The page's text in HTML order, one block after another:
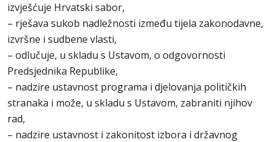
izvješćuje Hrvatski sabor,
– rješava sukob nadležnosti između tijela zakonodavne,
izvršne i sudbene vlasti,
– odlučuje, u skladu s Ustavom, o odgovornosti
Predsjednika Republike,
– nadzire ustavnost programa i djelovanja političkih
stranaka i može, u skladu s Ustavom, zabraniti njihov
rad,
– nadzire ustavnost i zakonitost izbora i državnog